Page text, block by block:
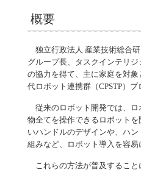
概要
独立行政法人 産業技術総合研
グループ長、タスクインテリ
の協力を得て、主に家庭を対
代ロボット連携群（CPSTP）
従来のロボット開発では、ロ
物全てを操作できるロボット
いハンドルのデザインや、ハ
組みなど、ロボット導入を容易
これらの方法が普及すること